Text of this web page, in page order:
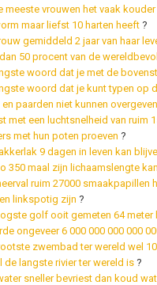
meeste vrouwen het vaak
maar liefst 10 harten heeft ?
gemiddeld 2 jaar van haar
50 procent van de
woord dat je met de
woord dat je kunt typen op
en paarden niet kunnen overgeven
met een luchtsnelheid van ruim
met hun poten proeven ?
9 dagen in leven kan
350 maal zijn lichaamslengte
ruim 27000 smaakpapillen
linkspotig zijn ?
golf ooit gemeten 64 meter
ongeveer 6 000 000 000 000
zwembad ter wereld wel
de langste rivier ter wereld is ?
sneller bevriest dan koud